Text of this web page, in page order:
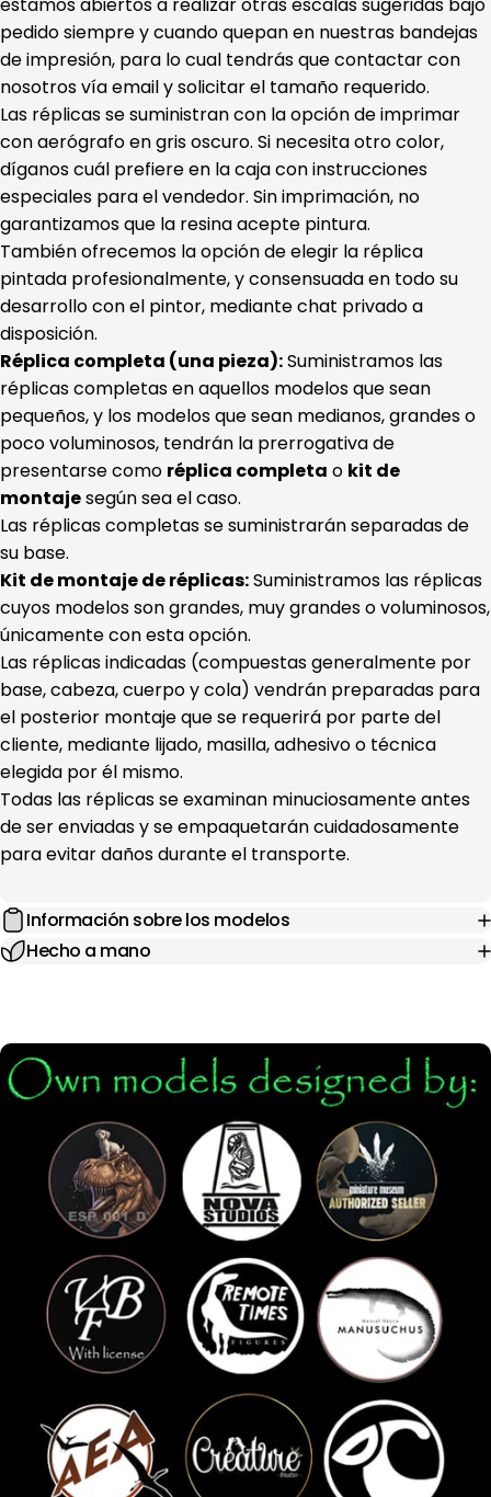
pedido siempre y cuando quepan en nuestras bandejas
de impresión, para lo cual tendrás que contactar con
nosotros vía email y solicitar el tamaño requerido.
Las réplicas se suministran con la opción de imprimar
con aerógrafo en gris oscuro. Si necesita otro color,
díganos cuál prefiere en la caja con instrucciones
especiales para el vendedor. Sin imprimación, no
garantizamos que la resina acepte pintura.
También ofrecemos la opción de elegir la réplica
pintada profesionalmente, y consensuada en todo su
desarrollo con el pintor, mediante chat privado a
disposición.
Réplica completa (una pieza):Suministramos las
réplicas completas en aquellos modelos que sean
pequeños, y los modelos que sean medianos, grandes o
poco voluminosos, tendrán la prerrogativa de
presentarse como réplica completa o kit de
montajesegún sea el caso.
Las réplicas completas se suministrarán separadas de
su base.
Kit de montaje de réplicas:Suministramos las réplicas
cuyos modelos son grandes, muy grandes o voluminosos,
únicamente con esta opción.
Las réplicas indicadas (compuestas generalmente por
base, cabeza, cuerpo y cola) vendrán preparadas para
el posterior montaje que se requerirá por parte del
cliente, mediante lijado, masilla, adhesivo o técnica
elegida por él mismo.
Todas las réplicas se examinan minuciosamente antes
de ser enviadas y se empaquetarán cuidadosamente
para evitar daños durante el transporte.
Información sobre los modelos
Hecho a mano